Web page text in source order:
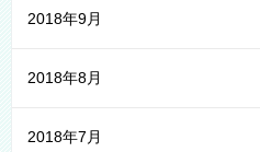
2018年9月
2018年8月
2018年7月